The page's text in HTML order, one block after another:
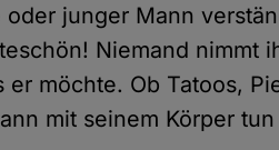
junger Mann
Niemand nimmt
er möchte. Ob Tatoos,
mit seinem Körper